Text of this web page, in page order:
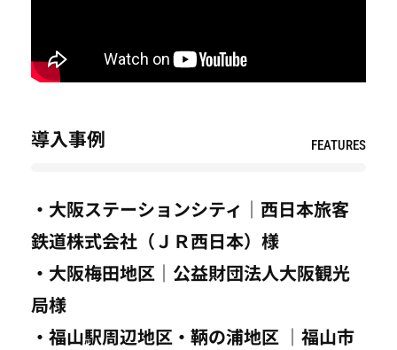
導入事例 FEATURES
・大阪ステーションシティ｜西日本旅客
鉄道株式会社（ＪＲ西日本）様
・大阪梅田地区｜公益財団法人大阪観光
局様
・福山駅周辺地区・鞆の浦地区 ｜福山市